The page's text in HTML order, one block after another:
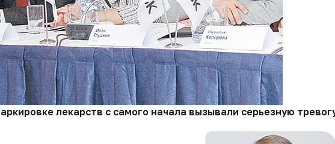
лекарств с самого начала вызывали серьезную